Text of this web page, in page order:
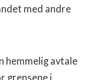
med andre
hemmelig avtale
grensene i